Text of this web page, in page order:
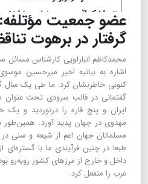
عضو جمعیت
گرفتار در برهوت
محمدکاظم انبارلویی کارشناس مسائل
اشاره به بیانیه اخیر میرحسین
کنونی خاطرنشان کرد: ما طی یک سال
گفتمانی در قالب سرودی تحت عنوان
ایران و پنج قاره را درنوردید و یک
مهدوی در جهان پدید آورد.
مسلمانان جهان اعم از شیعه و سنی در
طبعا در چنین فرآیندی ما با
داخل و خارج از مرزهای کشور روبه‌رو
غرب را منفعل کرد.